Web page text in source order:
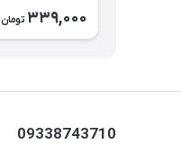
339,000 تومان
09338743710